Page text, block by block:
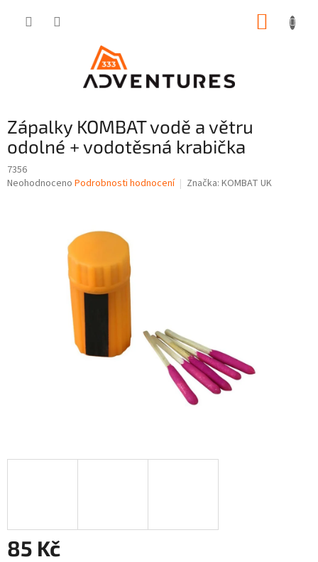
Zápalky KOMBAT vodě a větru
odolné + vodotěsná krabička
7356
Průměrné
Neohodnoceno Podrobnosti hodnocení Značka: KOMBAT UK
85 Kč